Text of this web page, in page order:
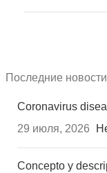
Вид
содержит
Последние новости
Coronavirus
29 июля, 2026
Concepto y